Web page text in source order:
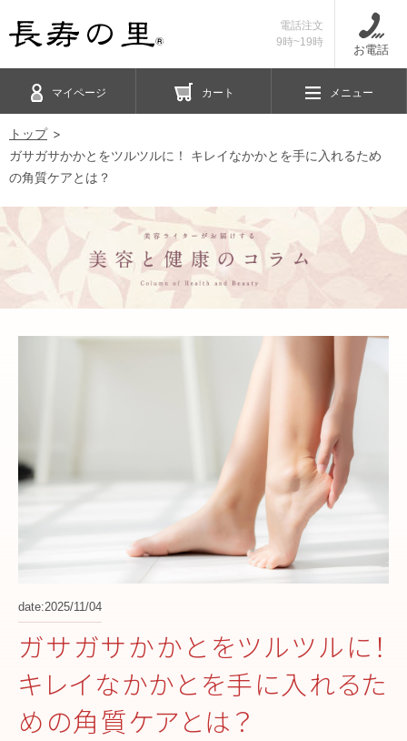
電話注文
9時~19時
お電話
マイページ カート メニュー
トップ
ガサガサかかとをツルツルに！ キレイなかかとを手に入れるため
の角質ケアとは？
date:2025/11/04
ガサガサかかとをツルツルに！
キレイなかかとを手に入れるた
めの角質ケアとは？